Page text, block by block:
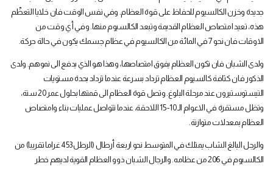
جديدة وخزن الكالسيوم للحفاظ على قوة العظام. وفي نفس الوقت فان خلايا التعظّم
هذه، تعيد امتصاص العظام القديمة وتبعد الكالسيوم منها. وفي أي وقت من
الاوقات فان نحو 7 في المائة من الكالسيوم في عظام جسمك يكون في حالة حركة
ولدى الشبان فان تكون العظام يفوق امتصاصها، وهذا هو الذي يدفع الى نموهم. ولدى
الذكور فان كثافة كالسيوم العظام تزداد بسرعة عندما تزداد بحدة مستويات
التيستوستيرون عند مرحلة البلوغ. وتصل قوة العظام الى قمتها بحلول عمر 20 سنة،
وتظل مستقرة في الاعوام الـ 10- 15 اللاحقة، عندما تتواصل عمليات بناء وامتصاص
العظام بمعدلات متوازنة.
والرجل البالغ الشاب يمتلك في المتوسط نحو اربعة أرطال (الرطل 453 غراما تقريبا) من
الكالسيوم في 206 من عظامه. والرجال الشبان ذوو العظام القوية لديهم خطر